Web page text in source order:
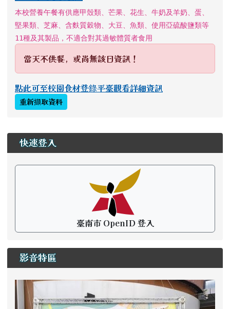
本校營養午餐有供應甲殼類、芒果、花生、牛奶及羊奶、蛋、
堅果類、芝麻、含麩質穀物、大豆、魚類、使用亞硫酸鹽類等
11種及其製品，不適合對其過敏體質者食用
當天不供餐，或尚無該日資訊！
點此可至校園食材登錄平臺觀看詳細資訊
重新擷取資料
左邊區域內容
快速登入
臺南市 OpenID 登入
影音特區